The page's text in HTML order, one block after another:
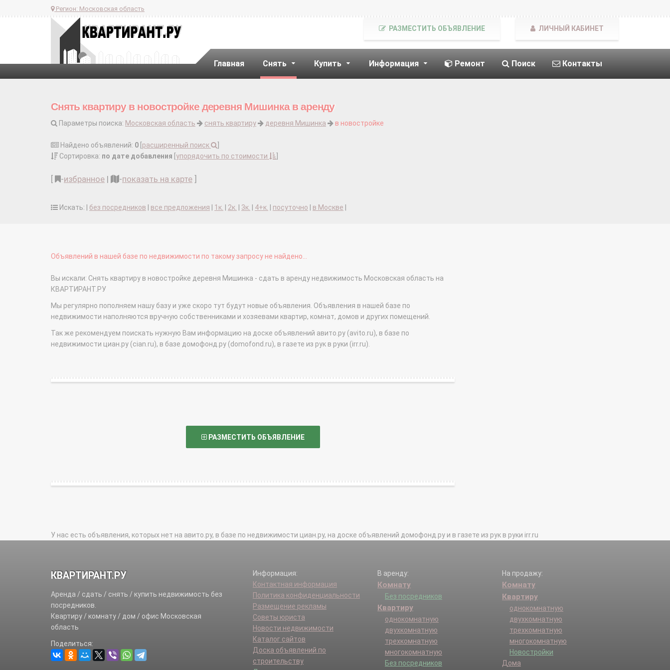
Регион: Московская область
Главная Снять Купить Информация Ремонт Поиск Контакты
РАЗМЕСТИТЬ ОБЪЯВЛЕНИЕ ЛИЧНЫЙ КАБИНЕТ
Снять квартиру в новостройке деревня Мишинка в аренду
Параметры поиска: Московская область снять квартиру деревня Мишинка в новостройке
Найдено объявлений: 0 расширенный поиск
Сортировка: по дате добавления упорядочить по стоимости
-избранное | -показать на карте
Искать: | без посредников все предложения 1к. 2к. 3к. 4+к. посуточно в Москве
Объявлений в нашей базе по недвижимости по такому запросу не найдено...
Вы искали: Снять квартиру в новостройке деревня Мишинка - сдать в аренду недвижимость Московская область на
КВАРТИРАНТ.РУ
Мы регулярно пополняем нашу базу и уже скоро тут будут новые объявления. Объявления в нашей базе по
недвижимости наполняются вручную собственниками и хозяевами квартир, комнат, домов и других помещений.
Так же рекомендуем поискать нужную Вам информацию на доске объявлений авито.ру (avito.ru), в базе по
недвижимости циан.ру (cian.ru), в базе домофонд.ру (domofond.ru), в газете из рук в руки (irr.ru).
РАЗМЕСТИТЬ ОБЪЯВЛЕНИЕ
У нас есть объявления, которых нет на авито.ру, в базе по недвижимости циан.ру, на доске объявлений домофонд.ру и в газете из рук в руки irr.ru
КВАРТИРАНТ.РУ
Аренда / сдать / снять / купить недвижимость без
посредников.
Квартиру / комнату / дом / офис Московская
область
Поделиться:
Информация:
Контактная информация
Политика конфиденциальности
Размещение рекламы
Советы юриста
Новости недвижимости
Каталог сайтов
Доска объявлений по
строительству
В аренду:
Комнату
Без посредников
Квартиру
однокомнатную
двухкомнатную
трехкомнатную
многокомнатную
Без посредников
На продажу:
Комнату
Квартиру
однокомнатную
двухкомнатную
трехкомнатную
многокомнатную
Новостройки
Дома